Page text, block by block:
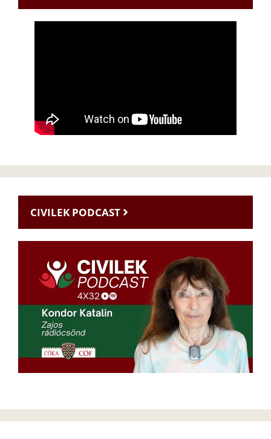
CIVILEK PODCAST